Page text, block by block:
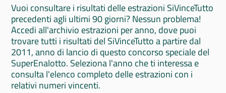
Vuoi consultare i risultati delle estrazioni SiVinceTutto
precedenti agli ultimi 90 giorni? Nessun problema!
Accedi all'archivio estrazioni per anno, dove puoi
trovare tutti i risultati del SiVinceTutto a partire dal
2011, anno di lancio di questo concorso speciale del
SuperEnalotto. Seleziona l'anno che ti interessa e
consulta l'elenco completo delle estrazioni con i
relativi numeri vincenti.